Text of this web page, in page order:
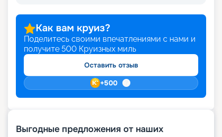
Как вам круиз?
Поделитесь своими впечатлениями с нами и
получите 500 Круизных миль
Оставить отзыв
+500
Выгодные предложения от наших